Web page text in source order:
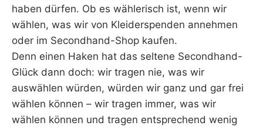
haben dürfen. Ob es wählerisch ist, wenn wir
wählen, was wir von Kleiderspenden annehmen
oder im Secondhand-Shop kaufen.
Denn einen Haken hat das seltene Secondhand-
Glück dann doch: wir tragen nie, was wir
auswählen würden, würden wir ganz und gar frei
wählen können – wir tragen immer, was wir
wählen können und tragen entsprechend wenig